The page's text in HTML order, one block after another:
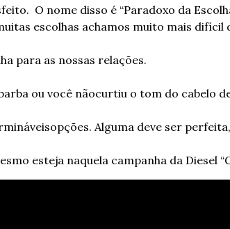
O nome disso é “Paradoxo da
escolhas achamos muito mais difícil
para as nossas relações.
ou você nãocurtiu o tom do cabelo
opções. Alguma deve ser
esteja naquela campanha da Diesel